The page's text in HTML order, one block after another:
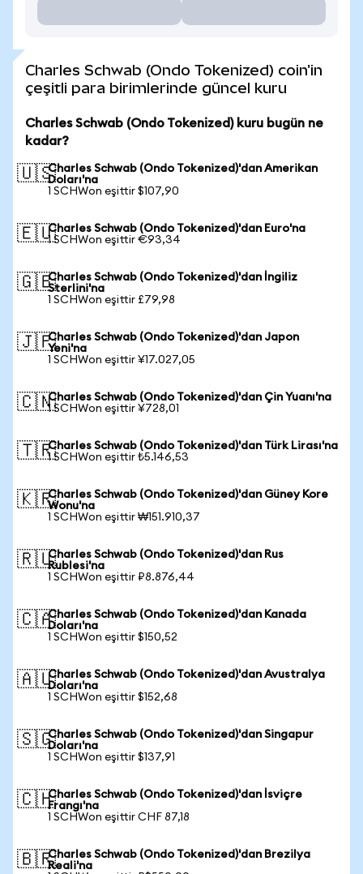
Charles Schwab (Ondo Tokenized) coin'in
çeşitli para birimlerinde güncel kuru
Charles Schwab (Ondo Tokenized) kuru bugün ne
kadar?
🇺🇸Charles Schwab (Ondo Tokenized)'dan Amerikan
Doları'na
1 SCHWon eşittir $107,90
🇪🇺Charles Schwab (Ondo Tokenized)'dan Euro'na
1 SCHWon eşittir €93,34
🇬🇧Charles Schwab (Ondo Tokenized)'dan İngiliz
Sterlini'na
1 SCHWon eşittir £79,98
🇯🇵Charles Schwab (Ondo Tokenized)'dan Japon
Yeni'na
1 SCHWon eşittir ¥17.027,05
🇨🇳Charles Schwab (Ondo Tokenized)'dan Çin Yuanı'na
1 SCHWon eşittir ¥728,01
🇹🇷Charles Schwab (Ondo Tokenized)'dan Türk Lirası'na
1 SCHWon eşittir ₺5.146,53
🇰🇷Charles Schwab (Ondo Tokenized)'dan Güney Kore
Wonu'na
1 SCHWon eşittir ₩151.910,37
🇷🇺Charles Schwab (Ondo Tokenized)'dan Rus
Rublesi'na
1 SCHWon eşittir ₽8.876,44
🇨🇦Charles Schwab (Ondo Tokenized)'dan Kanada
Doları'na
1 SCHWon eşittir $150,52
🇦🇺Charles Schwab (Ondo Tokenized)'dan Avustralya
Doları'na
1 SCHWon eşittir $152,68
🇸🇬Charles Schwab (Ondo Tokenized)'dan Singapur
Doları'na
1 SCHWon eşittir $137,91
🇨🇭Charles Schwab (Ondo Tokenized)'dan İsviçre
Frangı'na
1 SCHWon eşittir CHF 87,18
🇧🇷Charles Schwab (Ondo Tokenized)'dan Brezilya
Reali'na